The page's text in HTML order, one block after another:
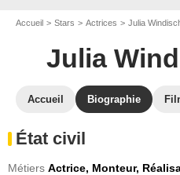
Accueil Stars Actrices Julia
Julia
Accueil Biographie
État civil
Métiers Actrice, Monteur,